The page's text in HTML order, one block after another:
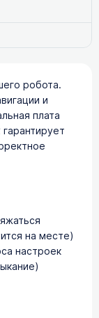
робота.
и
плата
на месте)
настроек